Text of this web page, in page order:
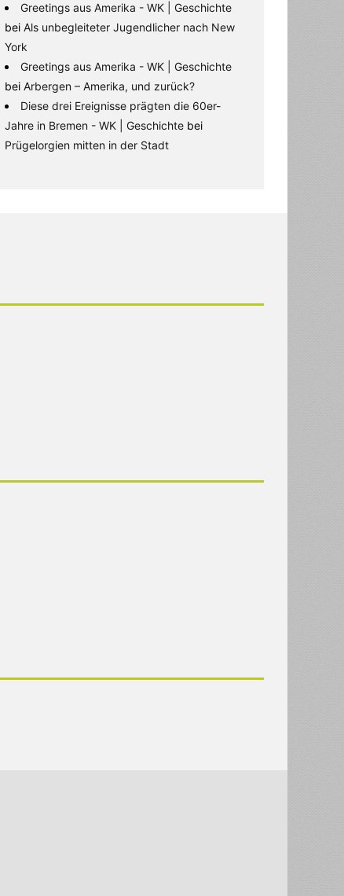
Greetings aus Amerika - WK | Geschichte
bei Als unbegleiteter Jugendlicher nach New
York
Greetings aus Amerika - WK | Geschichte
bei Arbergen – Amerika, und zurück?
Diese drei Ereignisse prägten die 60er-
Jahre in Bremen - WK | Geschichte bei
Prügelorgien mitten in der Stadt